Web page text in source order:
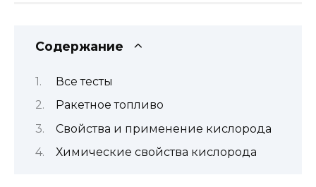
Содержание
Все тесты
Ракетное топливо
Свойства и применение кислорода
Химические свойства кислорода